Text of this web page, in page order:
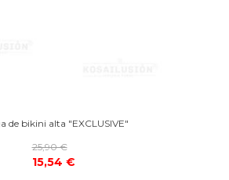
de bikini alta "EXCLUSIVE"
25,90 €
15,54 €